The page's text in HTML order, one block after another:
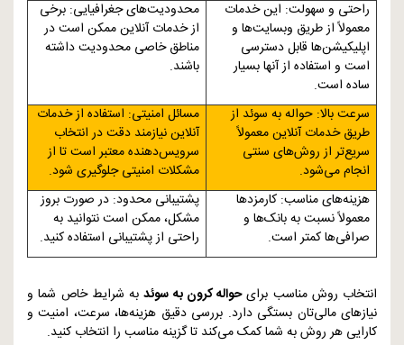
راحتی و سهولت: این خدمات
معمولاً از طریق وبسایت‌ها و
اپلیکیشن‌ها قابل دسترسی
است و استفاده از آنها بسیار
ساده است.
محدودیت‌های جغرافیایی: برخی
از خدمات آنلاین ممکن است در
مناطق خاصی محدودیت داشته
باشند.
سرعت بالا: حواله به سوئد از
طریق خدمات آنلاین معمولاً
سریع‌تر از روش‌های سنتی
انجام می‌شود.
مسائل امنیتی: استفاده از خدمات
آنلاین نیازمند دقت در انتخاب
سرویس‌دهنده معتبر است تا از
مشکلات امنیتی جلوگیری شود.
هزینه‌های مناسب: کارمزدها
معمولاً نسبت به بانک‌ها و
صرافی‌ها کمتر است.
پشتیبانی محدود: در صورت بروز
مشکل، ممکن است نتوانید به
راحتی از پشتیبانی استفاده کنید.
انتخاب روش مناسب برایحواله کرون به سوئدبه شرایط خاص شما و
نیازهای مالی‌تان بستگی دارد. بررسی دقیق هزینه‌ها، سرعت، امنیت و
کارایی هر روش به شما کمک می‌کند تا گزینه مناسب را انتخاب کنید.